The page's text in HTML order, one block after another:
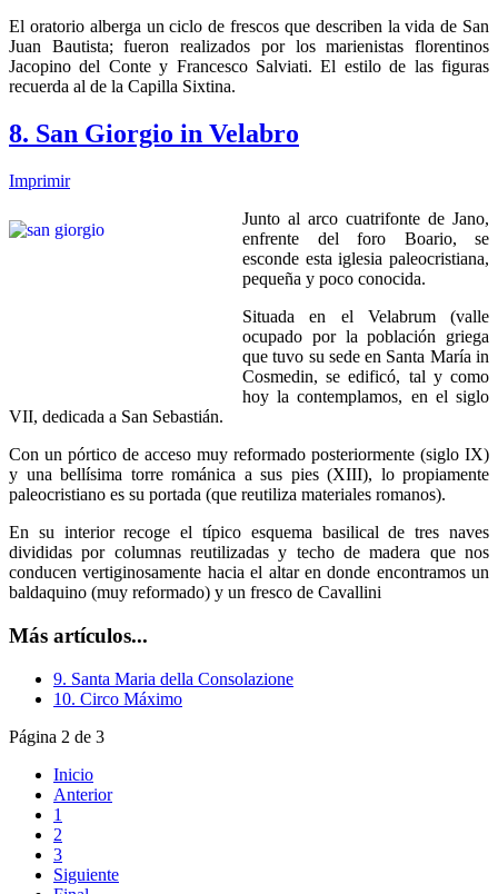
El oratorio alberga un ciclo de frescos que describen la vida de San
Juan Bautista; fueron realizados por los marienistas florentinos
Jacopino del Conte y Francesco Salviati. El estilo de las figuras
recuerda al de la Capilla Sixtina.
8. San Giorgio in Velabro
Imprimir
Junto al arco cuatrifonte de Jano,
enfrente del foro Boario, se
esconde esta iglesia paleocristiana,
pequeña y poco conocida.
Situada en el Velabrum (valle
ocupado por la población griega
que tuvo su sede en Santa María in
Cosmedin, se edificó, tal y como
hoy la contemplamos, en el siglo
VII, dedicada a San Sebastián.
Con un pórtico de acceso muy reformado posteriormente (siglo IX)
y una bellísima torre románica a sus pies (XIII), lo propiamente
paleocristiano es su portada (que reutiliza materiales romanos).
En su interior recoge el típico esquema basilical de tres naves
divididas por columnas reutilizadas y techo de madera que nos
conducen vertiginosamente hacia el altar en donde encontramos un
baldaquino (muy reformado) y un fresco de Cavallini
Más artículos...
9. Santa Maria della Consolazione
10. Circo Máximo
Página 2 de 3
Inicio
Anterior
1
2
3
Siguiente